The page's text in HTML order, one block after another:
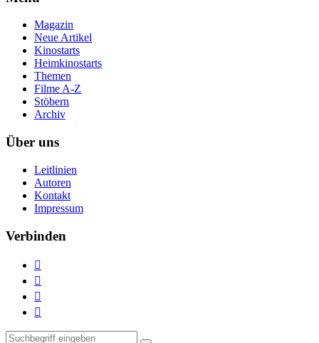
Magazin
Neue Artikel
Kinostarts
Heimkinostarts
Themen
Filme A-Z
Stöbern
Archiv
Über uns
Leitlinien
Autoren
Kontakt
Impressum
Verbinden



